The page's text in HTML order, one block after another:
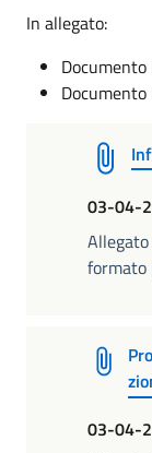
In allegato:
03-04-
formato
03-04-